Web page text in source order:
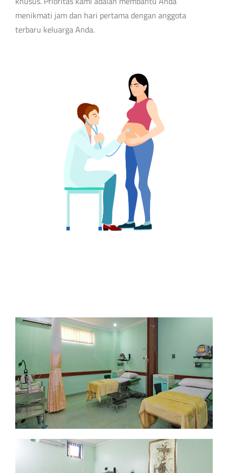
menikmati jam dan hari pertama dengan anggota
terbaru keluarga Anda.